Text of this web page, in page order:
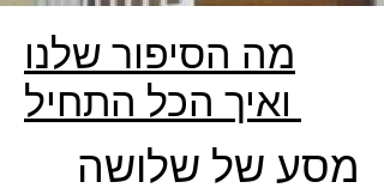
מה הסיפור שלנו
מסע של שלושה